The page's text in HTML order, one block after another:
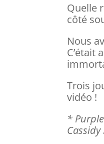
Quelle
côté
Nous
C’était
Trois
vidéo !
*